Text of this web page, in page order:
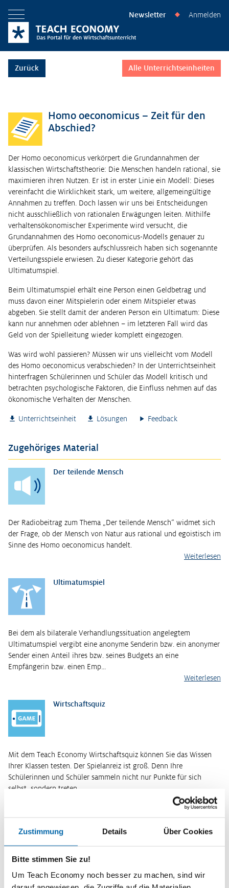
Zustimmung Details Über Cookies
Bitte stimmen Sie zu!
Um Teach Economy noch besser zu machen, sind wir
Menü öffnen Newsletter ◆ Anmelden
Zurück Alle Unterrichtseinheiten
Homo oeconomicus – Zeit für den
Abschied?
Der Homo oeconomicus verkörpert die Grundannahmen der
klassischen Wirtschaftstheorie: Die Menschen handeln rational, sie
maximieren ihren Nutzen. Er ist in erster Linie ein Modell: Dieses
vereinfacht die Wirklichkeit stark, um weitere, allgemeingültige
Annahmen zu treffen. Doch lassen wir uns bei Entscheidungen
nicht ausschließlich von rationalen Erwägungen leiten. Mithilfe
verhaltensökonomischer Experimente wird versucht, die
Grundannahmen des Homo oeconomicus-Modells genauer zu
überprüfen. Als besonders aufschlussreich haben sich sogenannte
Verteilungsspiele erwiesen. Zu dieser Kategorie gehört das
Ultimatumspiel.
Beim Ultimatumspiel erhält eine Person einen Geldbetrag und
muss davon einer Mitspielerin oder einem Mitspieler etwas
abgeben. Sie stellt damit der anderen Person ein Ultimatum: Diese
kann nur annehmen oder ablehnen – im letzteren Fall wird das
Geld von der Spielleitung wieder komplett eingezogen.
Was wird wohl passieren? Müssen wir uns vielleicht vom Modell
des Homo oeconomicus verabschieden? In der Unterrichtseinheit
hinterfragen Schülerinnen und Schüler das Modell kritisch und
betrachten psychologische Faktoren, die Einfluss nehmen auf das
ökonomische Verhalten der Menschen.
Unterrichtseinheit Lösungen Feedback
Zugehöriges Material
Der teilende Mensch
Der Radiobeitrag zum Thema „Der teilende Mensch“ widmet sich
der Frage, ob der Mensch von Natur aus rational und egoistisch im
Sinne des Homo oeconomicus handelt.
Weiterlesen
Ultimatumspiel
Bei dem als bilaterale Verhandlungssituation angelegtem
Ultimatumspiel vergibt eine anonyme Senderin bzw. ein anonymer
Sender einen Anteil ihres bzw. seines Budgets an eine
Empfängerin bzw. einen Emp…
Weiterlesen
Wirtschaftsquiz
Mit dem Teach Economy Wirtschaftsquiz können Sie das Wissen
Ihrer Klassen testen. Der Spielanreiz ist groß. Denn Ihre
Schülerinnen und Schüler sammeln nicht nur Punkte für sich
selbst, sondern treten…
Weiterlesen
Themenbereich
Grundannahmen ökonomischen Denkens
2 -3 Unterrichtsstunden